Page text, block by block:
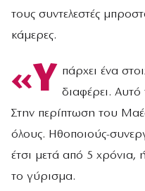
τους συντελεστές
κάμερες.
«Υ πάρχει ένα
διαφέρει. Αυτό
Στην περίπτωση του
όλους. Ηθοποιούς-
έτσι μετά από 5 χρόνια,
το γύρισμα.